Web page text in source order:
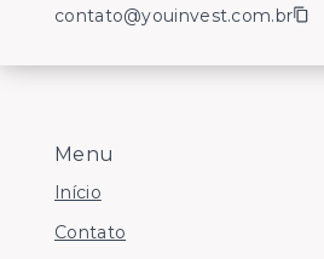
Menu
Início
Contato
contato@youinvest.com.br